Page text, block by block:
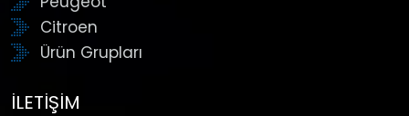
Citroen
Ürün Grupları
İLETIŞIM